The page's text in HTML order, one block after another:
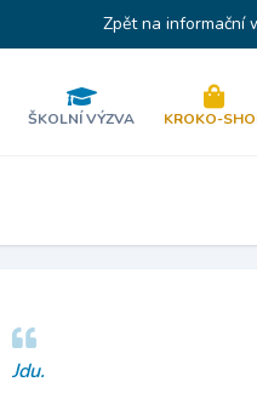
Zpět na informační
ŠKOLNÍ VÝZVA KROKO-
Jdu.